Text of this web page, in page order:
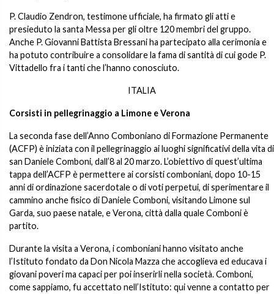
P. Claudio Zendron, testimone ufficiale, ha firmato gli atti e
presieduto la santa Messa per gli oltre 120 membri del gruppo.
Anche P. Giovanni Battista Bressani ha partecipato alla cerimonia e
ha potuto contribuire a consolidare la fama di santità di cui gode P.
Vittadello fra i tanti che l’hanno conosciuto.
ITALIA
Corsisti in pellegrinaggio a Limone e Verona
La seconda fase dell’Anno Comboniano di Formazione Permanente
(ACFP) è iniziata con il pellegrinaggio ai luoghi significativi della vita di
san Daniele Comboni, dall’8 al 20 marzo. L’obiettivo di quest’ultima
tappa dell’ACFP è permettere ai corsisti comboniani, dopo 10-15
anni di ordinazione sacerdotale o di voti perpetui, di sperimentare il
cammino anche fisico di Daniele Comboni, visitando Limone sul
Garda, suo paese natale, e Verona, città dalla quale Comboni è
partito.
Durante la visita a Verona, i comboniani hanno visitato anche
l’Istituto fondato da Don Nicola Mazza che accoglieva ed educava i
giovani poveri ma capaci per poi inserirli nella società. Comboni,
come sappiamo, fu accettato nell’Istituto: qui venne a contatto per